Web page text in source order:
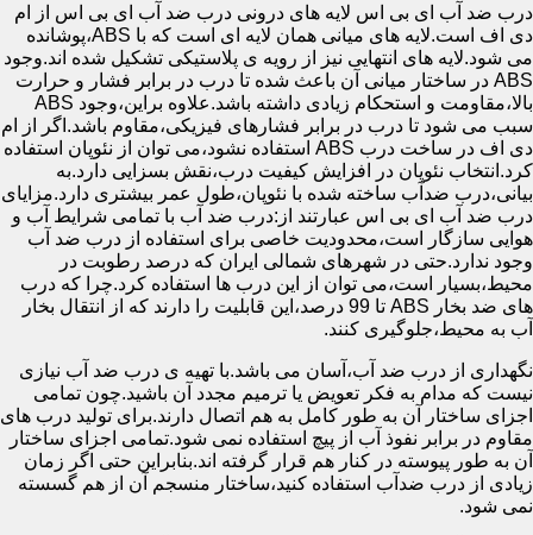
درب ضد آب ای بی اس لایه های درونی درب ضد آب ای بی اس از ام
دی اف است.لایه های میانی همان لایه ای است که با ABS،پوشانده
می شود.لایه های انتهایی نیز از رویه ی پلاستیکی تشکیل شده اند.وجود
ABS در ساختار میانی آن باعث شده تا درب در برابر فشار و حرارت
بالا،مقاومت و استحکام زیادی داشته باشد.علاوه براین،وجود ABS
سبب می شود تا درب در برابر فشارهای فیزیکی،مقاوم باشد.اگر از ام
دی اف در ساخت درب ABS استفاده نشود،می توان از نئوپان استفاده
کرد.انتخاب نئوپان در افزایش کیفیت درب،نقش بسزایی دارد.به
بیانی،درب ضدآب ساخته شده با نئوپان،طول عمر بیشتری دارد.مزایای
درب ضد آب ای بی اس عبارتند از:درب ضد آب با تمامی شرایط آب و
هوایی سازگار است،محدودیت خاصی برای استفاده از درب ضد آب
وجود ندارد.حتی در شهرهای شمالی ایران که درصد رطوبت در
محیط،بسیار است،می توان از این درب ها استفاده کرد.چرا که درب
های ضد بخار ABS تا 99 درصد،این قابلیت را دارند که از انتقال بخار
آب به محیط،جلوگیری کنند.
نگهداری از درب ضد آب،آسان می باشد.با تهیه ی درب ضد آب نیازی
نیست که مدام به فکر تعویض یا ترمیم مجدد آن باشید.چون تمامی
اجزای ساختار آن به طور کامل به هم اتصال دارند.برای تولید درب های
مقاوم در برابر نفوذ آب از پیچ استفاده نمی شود.تمامی اجزای ساختار
آن به طور پیوسته در کنار هم قرار گرفته اند.بنابراین حتی اگر زمان
زیادی از درب ضدآب استفاده کنید،ساختار منسجم آن از هم گسسته
نمی شود.